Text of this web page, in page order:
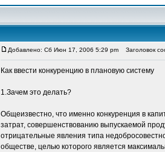
Добавлено: Сб Июн 17, 2006 5:29 pm Заголовок
Как ввести конкуренцию в плановую систему
1.Зачем это делать?
Общеизвестно, что именно конкуренция в
затрат, совершенствованию выпускаемой
отрицательные явления типа
обществе, целью которого является